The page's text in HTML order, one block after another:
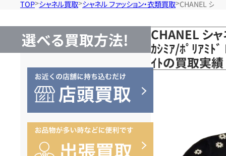
TOP シャネル買取 シャネル ファッション・衣類買取 CHANEL シャ
選べる買取方法!
CHANEL シャ
ｶｼﾐｱ/ﾎﾟﾘｱﾐﾄ
ｲﾄの買取実績